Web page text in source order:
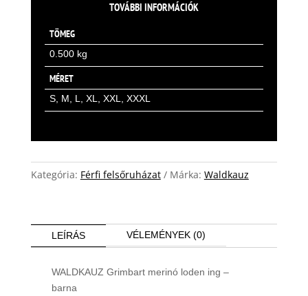
TOVÁBBI INFORMÁCIÓK
TÖMEG
0.500 kg
MÉRET
S, M, L, XL, XXL, XXXL
Kategória: Férfi felsőruházat Márka: Waldkauz
LEÍRÁS VÉLEMÉNYEK (0)
WALDKAUZ Grimbart merinó loden ing –
barna